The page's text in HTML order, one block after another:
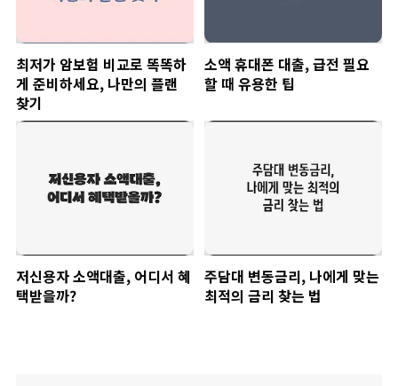
최저가 암보험 비교로 똑똑하
게 준비하세요, 나만의 플랜
찾기
소액 휴대폰 대출, 급전 필요
할 때 유용한 팁
저신용자 소액대출, 어디서 혜
택받을까?
주담대 변동금리, 나에게 맞는
최적의 금리 찾는 법